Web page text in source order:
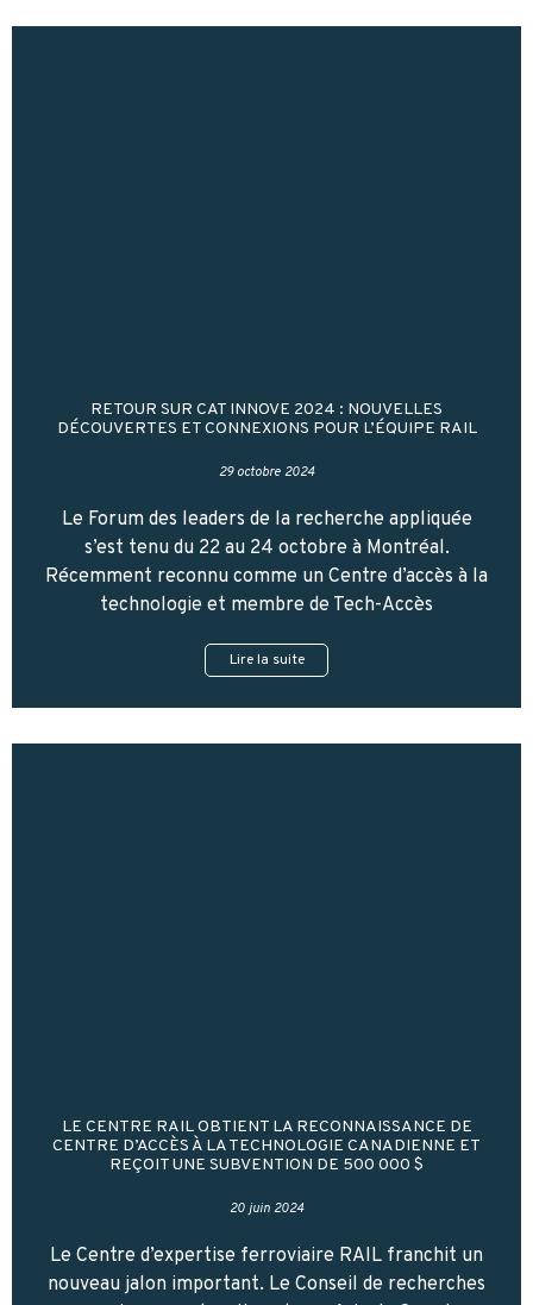
RETOUR SUR CAT INNOVE 2024 : NOUVELLES
DÉCOUVERTES ET CONNEXIONS POUR L’ÉQUIPE RAIL
29 octobre 2024
Le Forum des leaders de la recherche appliquée
s’est tenu du 22 au 24 octobre à Montréal.
Récemment reconnu comme un Centre d’accès à la
technologie et membre de Tech-Accès
Lire la suite
LE CENTRE RAIL OBTIENT LA RECONNAISSANCE DE
CENTRE D’ACCÈS À LA TECHNOLOGIE CANADIENNE ET
REÇOIT UNE SUBVENTION DE 500 000 $
20 juin 2024
Le Centre d’expertise ferroviaire RAIL franchit un
nouveau jalon important. Le Conseil de recherches